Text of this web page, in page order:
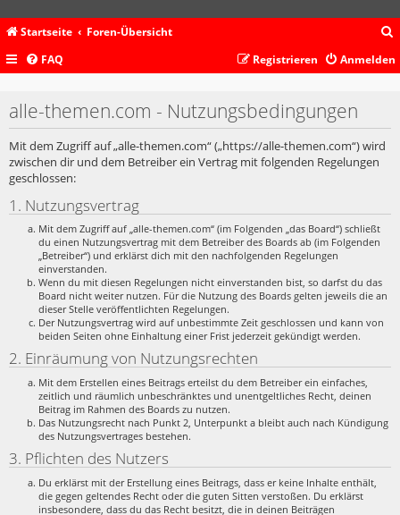
Startseite Foren-Übersicht
c
FAQ Anmelden
Registrieren
alle-themen.com - Nutzungsbedingungen
Mit dem Zugriff auf „alle-themen.com“ („https://alle-themen.com“) wird
zwischen dir und dem Betreiber ein Vertrag mit folgenden Regelungen
geschlossen:
1. Nutzungsvertrag
Mit dem Zugriff auf „alle-themen.com“ (im Folgenden „das Board“) schließt
du einen Nutzungsvertrag mit dem Betreiber des Boards ab (im Folgenden
„Betreiber“) und erklärst dich mit den nachfolgenden Regelungen
einverstanden.
Wenn du mit diesen Regelungen nicht einverstanden bist, so darfst du das
Board nicht weiter nutzen. Für die Nutzung des Boards gelten jeweils die an
dieser Stelle veröffentlichten Regelungen.
Der Nutzungsvertrag wird auf unbestimmte Zeit geschlossen und kann von
beiden Seiten ohne Einhaltung einer Frist jederzeit gekündigt werden.
2. Einräumung von Nutzungsrechten
Mit dem Erstellen eines Beitrags erteilst du dem Betreiber ein einfaches,
zeitlich und räumlich unbeschränktes und unentgeltliches Recht, deinen
Beitrag im Rahmen des Boards zu nutzen.
Das Nutzungsrecht nach Punkt 2, Unterpunkt a bleibt auch nach Kündigung
des Nutzungsvertrages bestehen.
3. Pflichten des Nutzers
Du erklärst mit der Erstellung eines Beitrags, dass er keine Inhalte enthält,
die gegen geltendes Recht oder die guten Sitten verstoßen. Du erklärst
insbesondere, dass du das Recht besitzt, die in deinen Beiträgen